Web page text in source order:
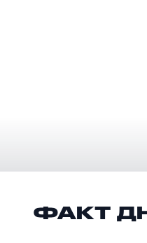
ФАКТ